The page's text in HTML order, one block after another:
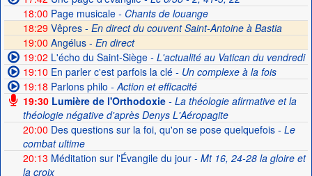
18:00 Page musicale- Chants de louange
18:29 Vêpres - En direct du couvent Saint-Antoine à Bastia
19:00 Angélus - En direct
19:02 L'écho du Saint-Siège- L'actualité au Vatican du vendredi
19:10 En parler c'est parfois la clé- Un complexe à la fois
19:18 Parlons philo - Action et efficacité
19:30Lumière de l'Orthodoxie- La théologie afirmative et la
théologie négative d'après Denys L'Aéropagite
20:00 Des questions sur la foi, qu'on se pose quelquefois- Le
combat ultime
20:13 Méditation sur l'Évangile du jour- Mt 16, 24-28 la gloire et
la croix